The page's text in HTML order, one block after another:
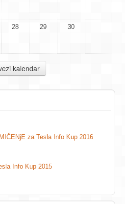
28 29 30
za Tesla Info Kup 2016
Info Kup 2015